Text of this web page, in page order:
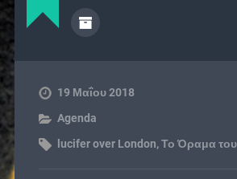
19 Μαΐου 2018
Agenda
lucifer over London,Το Όραμα